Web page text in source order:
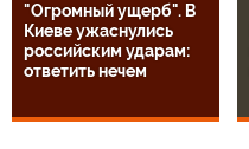
"Огромный ущерб". В
Киеве ужаснулись
российским ударам:
ответить нечем